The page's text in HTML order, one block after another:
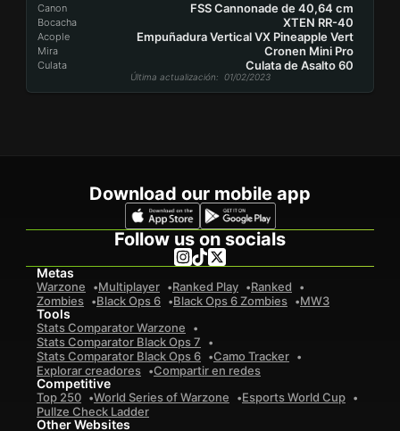
Canon FSS Cannonade de 40,64 cm
Bocacha XTEN RR-40
Acople Empuñadura Vertical VX Pineapple Vert
Mira Cronen Mini Pro
Culata Culata de Asalto 60
Última actualización: 01/02/2023
Download our mobile app
Follow us on socials
Metas
Warzone Multiplayer Ranked Play
Ranked
Zombies
Black Ops 6 Black Ops 6 Zombies MW3
Tools
Stats Comparator Warzone
Stats Comparator Black Ops 7
Stats Comparator Black Ops 6
Camo Tracker
Explorar creadores
Compartir en redes
Competitive
Top 250 World Series of Warzone
Esports World Cup
Pullze Check Ladder
Other Websites